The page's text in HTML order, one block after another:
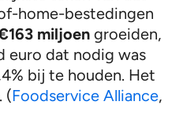
home-bestedingen
miljoen groeiden,
euro dat nodig was
bij te houden. Het
(Foodservice Alliance,